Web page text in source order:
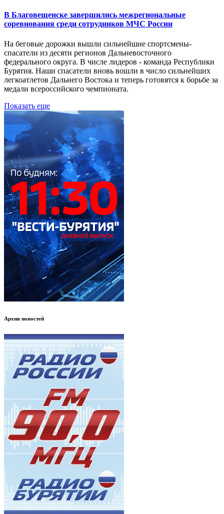
В Благовещенске завершились межрегиональные
соревнования среди сотрудников МЧС России
На беговые дорожки вышли сильнейшие спортсмены-
спасатели из десяти регионов Дальневосточного
федерального округа. В числе лидеров - команда Республики
Бурятия. Наши спасатели вновь вошли в число сильнейших
легкоатлетов Дальнего Востока и теперь готовятся к борьбе за
медали всероссийского чемпионата.
Показать еще
Архив новостей